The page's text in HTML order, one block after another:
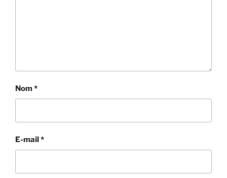
Nom*
E-mail*